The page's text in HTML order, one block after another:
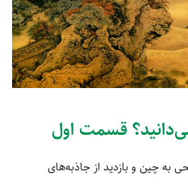
قسمت اول
به چین و بازدید از جاذبه‌های